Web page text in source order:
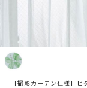
【撮影カーテン仕様】